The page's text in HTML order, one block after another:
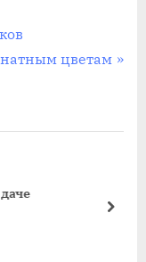
цветам